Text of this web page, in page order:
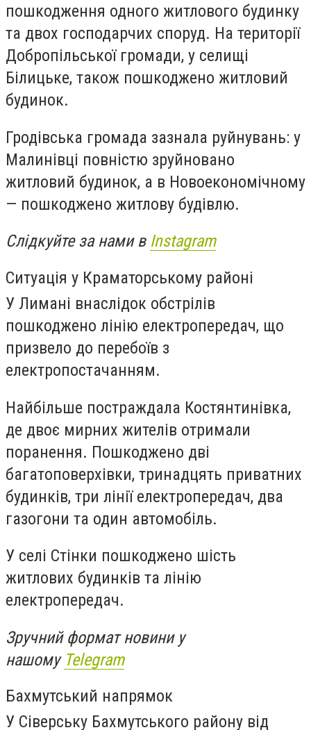
пошкодження одного житлового будинку
та двох господарчих споруд. На території
Добропільської громади, у селищі
Білицьке, також пошкоджено житловий
будинок.
Гродівська громада зазнала руйнувань: у
Малинівці повністю зруйновано
житловий будинок, а в Новоекономічному
— пошкоджено житлову будівлю.
Слідкуйте за нами в Instagram
Ситуація у Краматорському районі
У Лимані внаслідок обстрілів
пошкоджено лінію електропередач, що
призвело до перебоїв з
електропостачанням.
Найбільше постраждала Костянтинівка,
де двоє мирних жителів отримали
поранення. Пошкоджено дві
багатоповерхівки, тринадцять приватних
будинків, три лінії електропередач, два
газогони та один автомобіль.
У селі Стінки пошкоджено шість
житлових будинків та лінію
електропередач.
Зручний формат новини у
нашому Telegram
Бахмутський напрямок
У Сіверську Бахмутського району від